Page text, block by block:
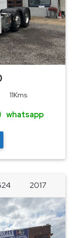
11Kms
whatsapp
2017